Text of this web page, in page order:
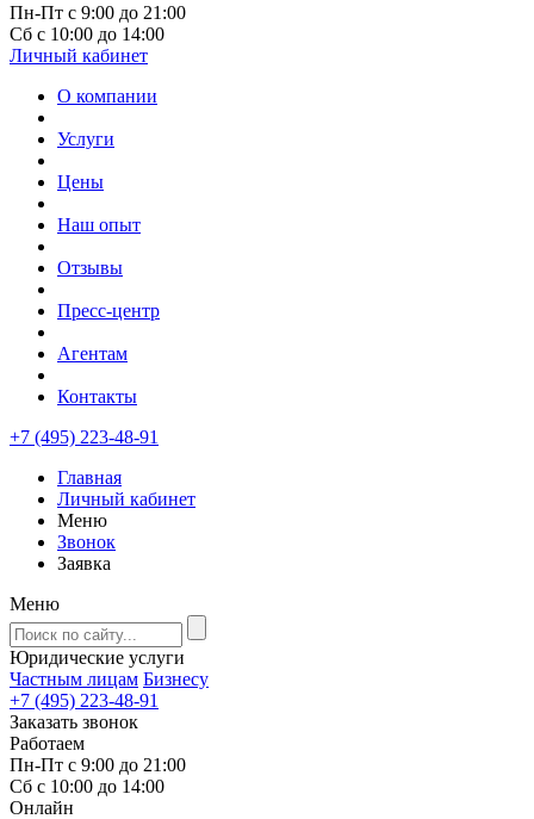
Пн-Пт с 9:00 до 21:00
Сб с 10:00 до 14:00
Личный кабинет
О компании
Услуги
Цены
Наш опыт
Отзывы
Пресс-центр
Агентам
Контакты
+7 (495) 223-48-91
Главная
Личный кабинет
Меню
Звонок
Заявка
Меню
Юридические услуги
Частным лицам Бизнесу
+7 (495) 223-48-91
Заказать звонок
Работаем
Пн-Пт с 9:00 до 21:00
Сб с 10:00 до 14:00
Онлайн